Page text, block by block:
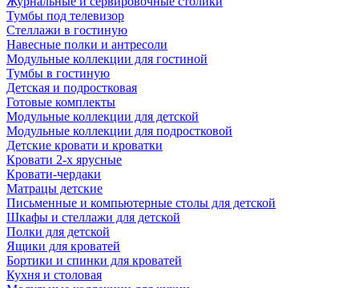
Тумбы под телевизор
Стеллажи в гостиную
Навесные полки и антресоли
Модульные коллекции для гостиной
Тумбы в гостиную
Детская и подростковая
Готовые комплекты
Модульные коллекции для детской
Модульные коллекции для подростковой
Детские кровати и кроватки
Кровати 2-х ярусные
Кровати-чердаки
Матрацы детские
Письменные и компьютерные столы для детской
Шкафы и стеллажи для детской
Полки для детской
Ящики для кроватей
Бортики и спинки для кроватей
Кухня и столовая